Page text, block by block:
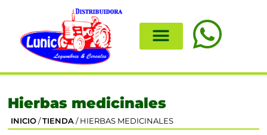
Hierbas medicinales
INICIO /TIENDA / HIERBAS MEDICINALES